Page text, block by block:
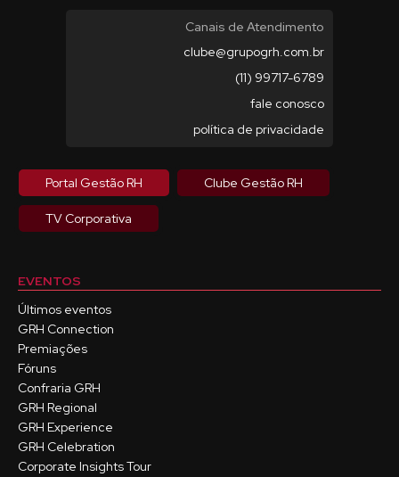
Canais de Atendimento
clube@grupogrh.com.br
(11) 99717-6789
fale conosco
política de privacidade
Portal Gestão RH Clube Gestão RH
TV Corporativa
EVENTOS
Últimos eventos
GRH Connection
Premiações
Fóruns
Confraria GRH
GRH Regional
GRH Experience
GRH Celebration
Corporate Insights Tour